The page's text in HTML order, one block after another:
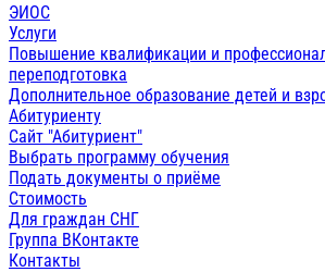
ЭИОС
Услуги
Повышение квалификации и
переподготовка
Дополнительное образование детей и
Абитуриенту
Сайт "Абитуриент"
Выбрать программу обучения
Подать документы о приёме
Стоимость
Для граждан СНГ
Группа ВКонтакте
Контакты